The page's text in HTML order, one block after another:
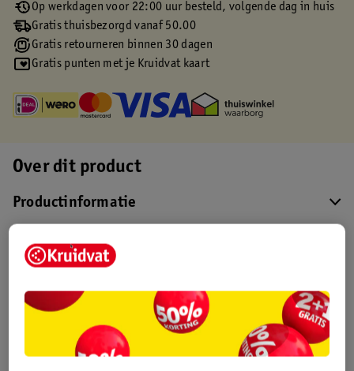
Op werkdagen voor 22:00 uur besteld, volgende dag in huis
Gratis thuisbezorgd vanaf 50.00
Gratis retourneren binnen 30 dagen
Gratis punten met je Kruidvat kaart
Over dit product
Productinformatie
Etiketinformatie
Nature Impact Score
Dit product heeft (nog) geen Nature
Impact Score.
Meer informatie